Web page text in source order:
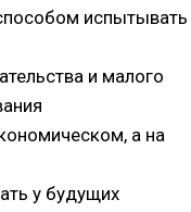
испытывать
и малого
а на
у будущих